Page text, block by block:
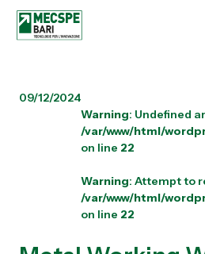
09/12/2024
Warning: Undefined
/var/www/html/
on line 22
Warning: Attempt to
/var/www/html/
on line 22